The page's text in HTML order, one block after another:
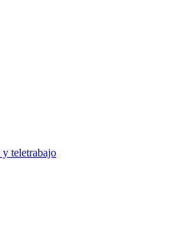
teletrabajo